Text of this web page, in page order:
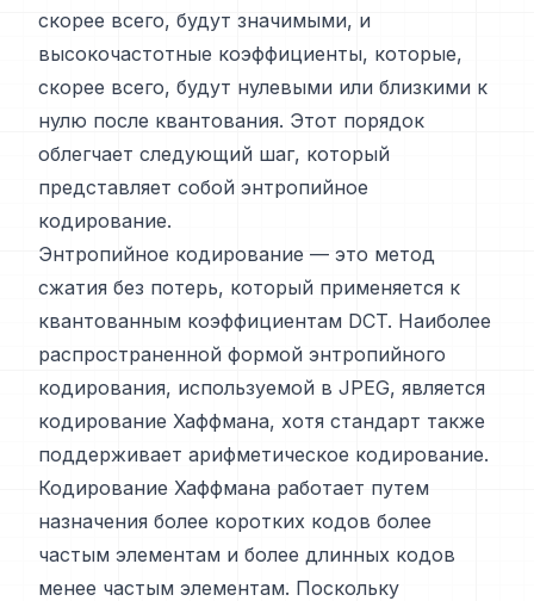
скорее всего, будут значимыми, и
высокочастотные коэффициенты, которые,
скорее всего, будут нулевыми или близкими к
нулю после квантования. Этот порядок
облегчает следующий шаг, который
представляет собой энтропийное
кодирование.
Энтропийное кодирование — это метод
сжатия без потерь, который применяется к
квантованным коэффициентам DCT. Наиболее
распространенной формой энтропийного
кодирования, используемой в JPEG, является
кодирование Хаффмана, хотя стандарт также
поддерживает арифметическое кодирование.
Кодирование Хаффмана работает путем
назначения более коротких кодов более
частым элементам и более длинных кодов
менее частым элементам. Поскольку